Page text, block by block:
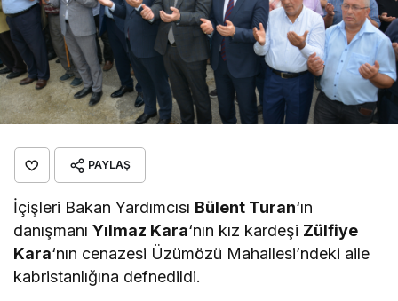
PAYLAŞ
İçişleri Bakan Yardımcısı Bülent Turan‘ın
danışmanıYılmaz Kara‘nın kız kardeşi Zülfiye
Kara‘nın cenazesi Üzümözü Mahallesi’ndeki aile
kabristanlığına defnedildi.